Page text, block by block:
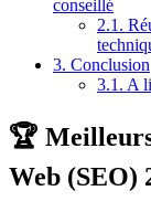
conseillé
2.1.
3. Conclusion
3.1. A
🏆
Web (SEO)